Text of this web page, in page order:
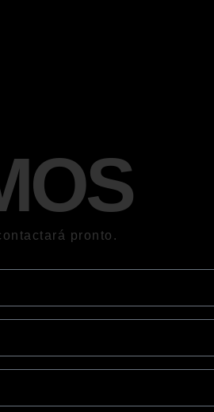
pronto.